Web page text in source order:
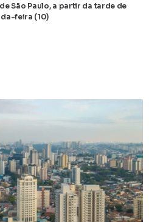
São Paulo, a partir da tarde de
feira (10)